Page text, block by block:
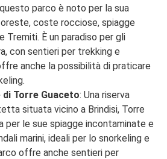
parco è noto per la sua
coste rocciose, spiagge
Tremiti. È un paradiso per gli
con sentieri per trekking e
anche la possibilità di praticare
Torre Guaceto: Una riserva
situata vicino a Brindisi, Torre
per le sue spiagge incontaminate e
marini, ideali per lo snorkeling e
offre anche sentieri per